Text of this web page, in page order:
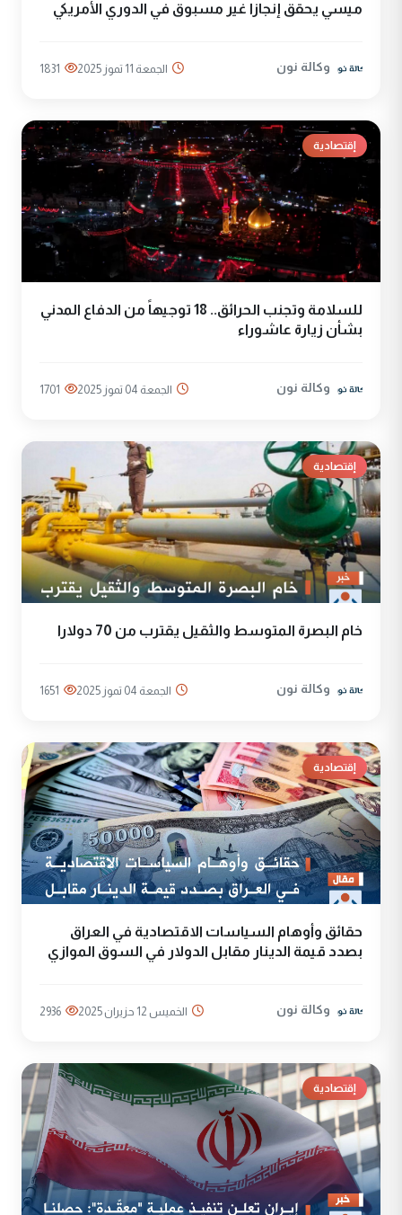
ميسي يحقق إنجازا غير مسبوق في الدوري الأمريكي
وكالة نون الجمعة 11 تموز 2025 1831
إقتصادية
للسلامة وتجنب الحرائق.. 18 توجيهاً من الدفاع المدني
بشأن زيارة عاشوراء
وكالة نون الجمعة 04 تموز 2025 1701
إقتصادية
خام البصرة المتوسط والثقيل يقترب من 70 دولارا
وكالة نون الجمعة 04 تموز 2025 1651
إقتصادية
حقائق وأوهام السياسات الاقتصادية في العراق
بصدد قيمة الدينار مقابل الدولار في السوق الموازي
وكالة نون الخميس 12 حزيران 2025 2936
إقتصادية